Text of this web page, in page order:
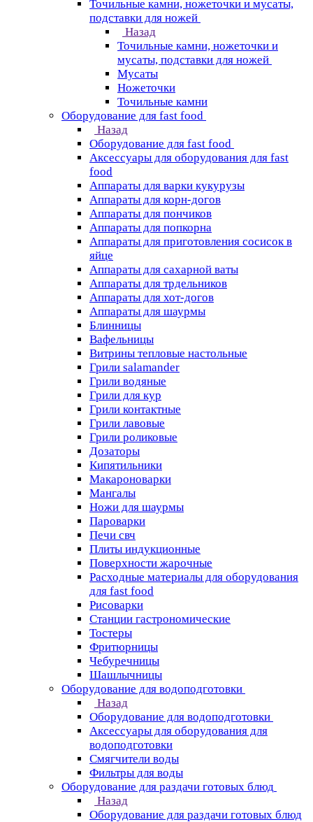
Точильные камни, ножеточки и мусаты,
подставки для ножей
Назад
Точильные камни, ножеточки и
мусаты, подставки для ножей
Мусаты
Ножеточки
Точильные камни
Оборудование для fast food
Назад
Оборудование для fast food
Аксессуары для оборудования для fast
food
Аппараты для варки кукурузы
Аппараты для корн-догов
Аппараты для пончиков
Аппараты для попкорна
Аппараты для приготовления сосисок в
яйце
Аппараты для сахарной ваты
Аппараты для трдельников
Аппараты для хот-догов
Аппараты для шаурмы
Блинницы
Вафельницы
Витрины тепловые настольные
Грили salamander
Грили водяные
Грили для кур
Грили контактные
Грили лавовые
Грили роликовые
Дозаторы
Кипятильники
Макароноварки
Мангалы
Ножи для шаурмы
Пароварки
Печи свч
Плиты индукционные
Поверхности жарочные
Расходные материалы для оборудования
для fast food
Рисоварки
Станции гастрономические
Тостеры
Фритюрницы
Чебуречницы
Шашлычницы
Оборудование для водоподготовки
Назад
Оборудование для водоподготовки
Аксессуары для оборудования для
водоподготовки
Смягчители воды
Фильтры для воды
Оборудование для раздачи готовых блюд
Назад
Оборудование для раздачи готовых блюд